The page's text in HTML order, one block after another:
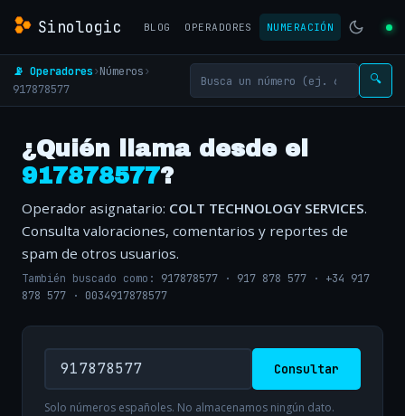
Sinologic BLOG OPERADORES NUMERACIÓN
📡 Operadores›Números›
917878577
🔍
¿Quién llama desde el
917878577?
Operador asignatario: COLT TECHNOLOGY SERVICES.
Consulta valoraciones, comentarios y reportes de
spam de otros usuarios.
También buscado como: 917878577 · 917 878 577 · +34 917
878 577 · 0034917878577
Consultar
Solo números españoles. No almacenamos ningún dato.